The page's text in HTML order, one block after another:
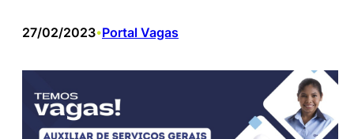
27/02/2023•Portal Vagas